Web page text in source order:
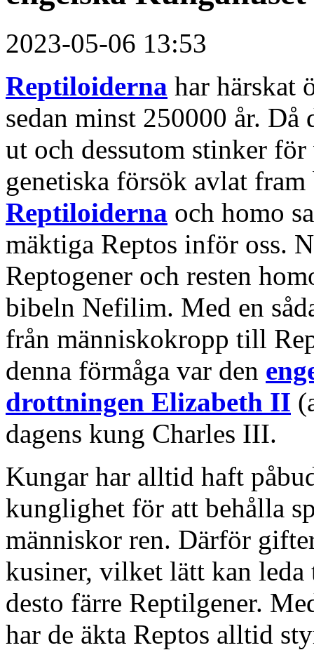
2023-05-06 13:53
Reptiloiderna har härskat
sedan minst 250000 år. Då
ut och dessutom stinker
genetiska försök avlat
Reptiloiderna och homo
mäktiga Reptos inför oss.
Reptogener och resten
bibeln Nefilim. Med en
från människokropp till
denna förmåga var den
drottningen Elizabeth II
dagens kung Charles III.
Kungar har alltid haft
kunglighet för att behålla
människor ren. Därför
kusiner, vilket lätt kan
desto färre Reptilgener.
har de äkta Reptos alltid